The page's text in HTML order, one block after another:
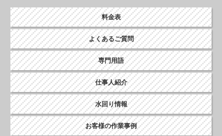
料金表
よくあるご質問
専門用語
仕事人紹介
水回り情報
お客様の作業事例